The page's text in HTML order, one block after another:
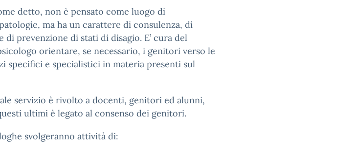
detto, non è pensato come luogo di
ma ha un carattere di consulenza, di
di prevenzione di stati di disagio. E’ cura del
orientare, se necessario, i genitori verso le
specifici e specialistici in materia presenti sul
servizio è rivolto a docenti, genitori ed alunni,
ultimi è legato al consenso dei genitori.
svolgeranno attività di: